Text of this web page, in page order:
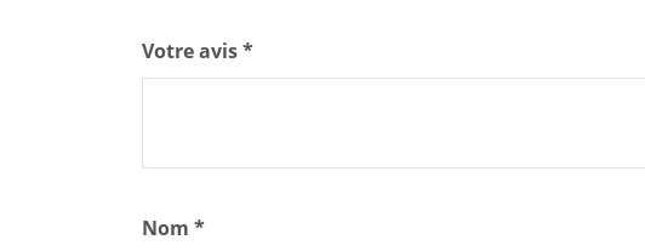
Votre avis*
Nom *